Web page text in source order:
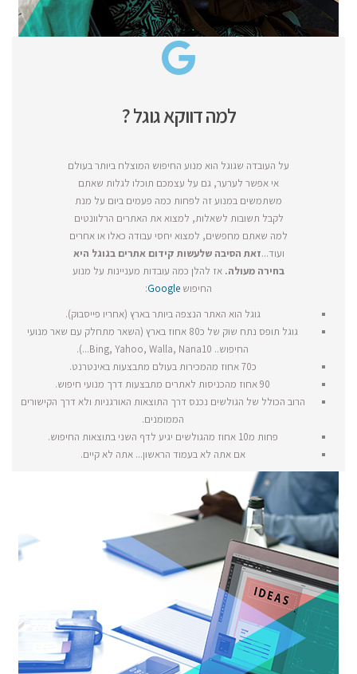
למה דווקא גוגל ?
על העובדה שגוגל הוא מנוע החיפוש המוצלח ביותר בעולם
אי אפשר לערער, גם על עצמכם תוכלו לגלות שאתם
משתמשים במנוע זה לפחות כמה פעמים ביום על מנת
לקבל תשובות לשאלות, למצוא את האתרים הרלוונטים
למה שאתם מחפשים, למצוא יחסי עבודה כאלו או אחרים
ועוד...זאת הסיבה שלעשות קידום אתרים בגוגל היא
בחירה מעולה. אז להלן כמה עובדות מעניינות על מנוע
החיפוש Google
:
גוגל הוא האתר הנצפה ביותר בארץ (אחריו פייסבוק).
גוגל תופס נתח שוק של כ80 אחוז בארץ (השאר מתחלק עם שאר מנועי
החיפוש.. Bing, Yahoo, Walla, Nana10...).
כ70 אחוז מהמכירות בעולם מתבצעות באינטרנט.
90 אחוז מהכניסות לאתרים מתבצעות דרך מנועי חיפוש.
הרוב הכולל של הגולשים נכנס דרך התוצאות האורגניות ולא דרך הקישורים
הממומנים.
פחות מ10 אחוז מהגולשים יגיע לדף השני בתוצאות החיפוש.
אם אתה לא בעמוד הראשון... אתה לא קיים.